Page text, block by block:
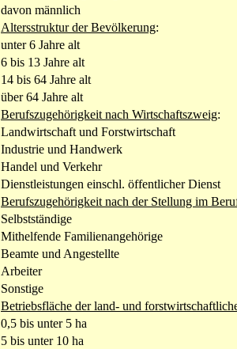
davon männlich
Altersstruktur der Bevölkerung:
unter 6 Jahre alt
6 bis 13 Jahre alt
14 bis 64 Jahre alt
über 64 Jahre alt
Berufszugehörigkeit nach Wirtschaftszweig:
Landwirtschaft und Forstwirtschaft
Industrie und Handwerk
Handel und Verkehr
Dienstleistungen einschl. öffentlicher Dienst
Berufszugehörigkeit nach der Stellung im
Selbstständige
Mithelfende Familienangehörige
Beamte und Angestellte
Arbeiter
Sonstige
Betriebsfläche der land- und
0,5 bis unter 5 ha
5 bis unter 10 ha